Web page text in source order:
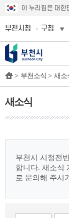
이 누리집은 대한
부천시청 구청
> 부천소식 > 새소
새소식
부천시 시정전
합니다. 새소식
로 문의해 주시